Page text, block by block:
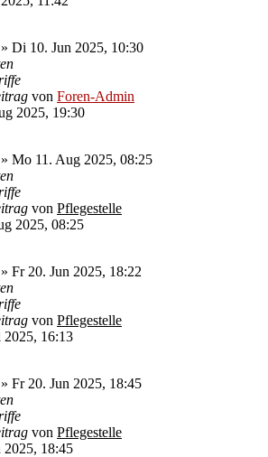
» Di 10. Jun 2025, 10:30
von Foren-Admin
2025, 19:30
» Mo 11. Aug 2025, 08:25
von Pflegestelle
2025, 08:25
» Fr 20. Jun 2025, 18:22
von Pflegestelle
16:13
» Fr 20. Jun 2025, 18:45
von Pflegestelle
2025, 18:45